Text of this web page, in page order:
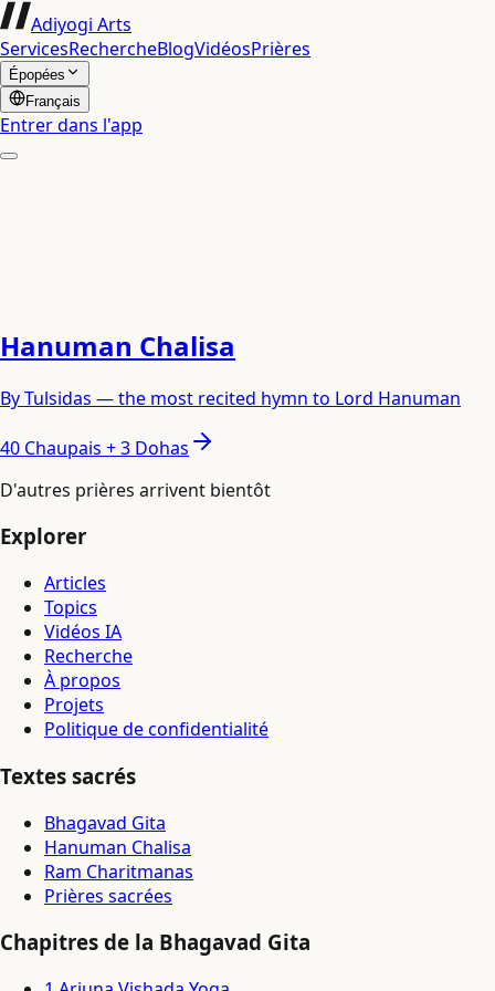
Adiyogi Arts
ServicesRechercheBlogVidéosPrières
Épopées
Français
Entrer dans l'app
Hanuman Chalisa
By Tulsidas — the most recited hymn to Lord Hanuman
40 Chaupais + 3 Dohas
D'autres prières arrivent bientôt
Explorer
Articles
Topics
Vidéos IA
Recherche
À propos
Projets
Politique de confidentialité
Textes sacrés
Bhagavad Gita
Hanuman Chalisa
Ram Charitmanas
Prières sacrées
Chapitres de la Bhagavad Gita